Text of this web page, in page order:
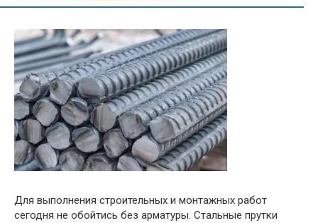
Для выполнения строительных и монтажных работ
сегодня не обойтись без арматуры. Стальные прутки